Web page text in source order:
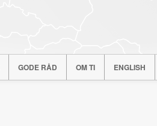
GODE RÅD OM TI ENGLISH